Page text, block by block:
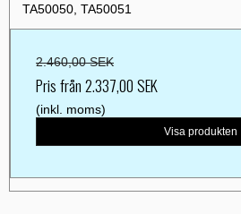
TA50050, TA50051
2.460,00 SEK
Pris från2.337,00 SEK
(inkl. moms)
Visa produkten